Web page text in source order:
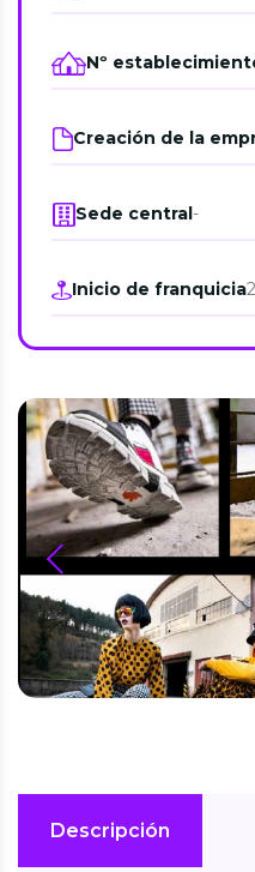
Nº
Creación de la
Sede central -
Inicio de franquicia
prev
Descripción